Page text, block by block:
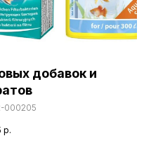
добавок и
000205
р.